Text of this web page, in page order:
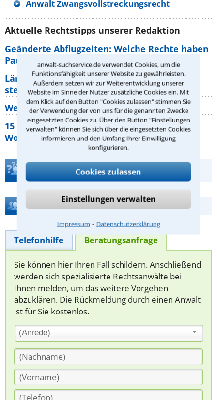
anwalt-suchservice.de verwendet Cookies, um die
Funktionsfähigkeit unserer Website zu gewährleisten.
Außerdem setzen wir zur Weiterentwicklung unserer
Website im Sinne der Nutzer zusätzliche Cookies ein. Mit
dem Klick auf den Button "Cookies zulassen" stimmen Sie
der Verwendung der von uns für die genannten Zwecke
eingesetzten Cookies zu. Über den Button "Einstellungen
verwalten" können Sie sich über die eingesetzten Cookies
informieren und den Umfang Ihrer Einwilligung
konfigurieren.
Cookies zulassen
Einstellungen verwalten
Impressum ⁃ Datenschutzerklärung
Anwalt Zwangsvollstreckungsrecht
Aktuelle Rechtstipps unserer Redaktion
Geänderte Abflugzeiten: Welche Rechte haben
Pauschalurlauber?
Lärm von den Nachbarn: Welche Rechte
stehen mir zu?
Wer muss Zweitwohnungssteuer zahlen?
15 elementare Rechte, die jeder
Wohnungseigentümer kennen sollte
Teste Dein Rechtswissen
Hilfe bei Ihrer Anwaltsuche?
Telefonhilfe Beratungsanfrage
Sie können hier Ihren Fall schildern. Anschließend
werden sich spezialisierte Rechtsanwälte bei
Ihnen melden, um das weitere Vorgehen
abzuklären. Die Rückmeldung durch einen Anwalt
ist für Sie kostenlos.
(Anrede)